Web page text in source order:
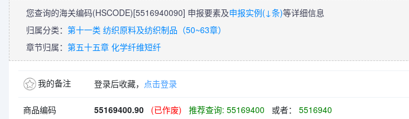
您查询的海关编码(HSCODE)[5516940090] 申报要素及申报实例(↓条)等详细信息
归属分类： 第十一类 纺织原料及纺织制品（50~63章）
章节归属： 第五十五章 化学纤维短纤
我的备注 登录后收藏， 点击登录
商品编码 55169400.90 (已作废) 推荐查询: 55169400 或者： 5516940